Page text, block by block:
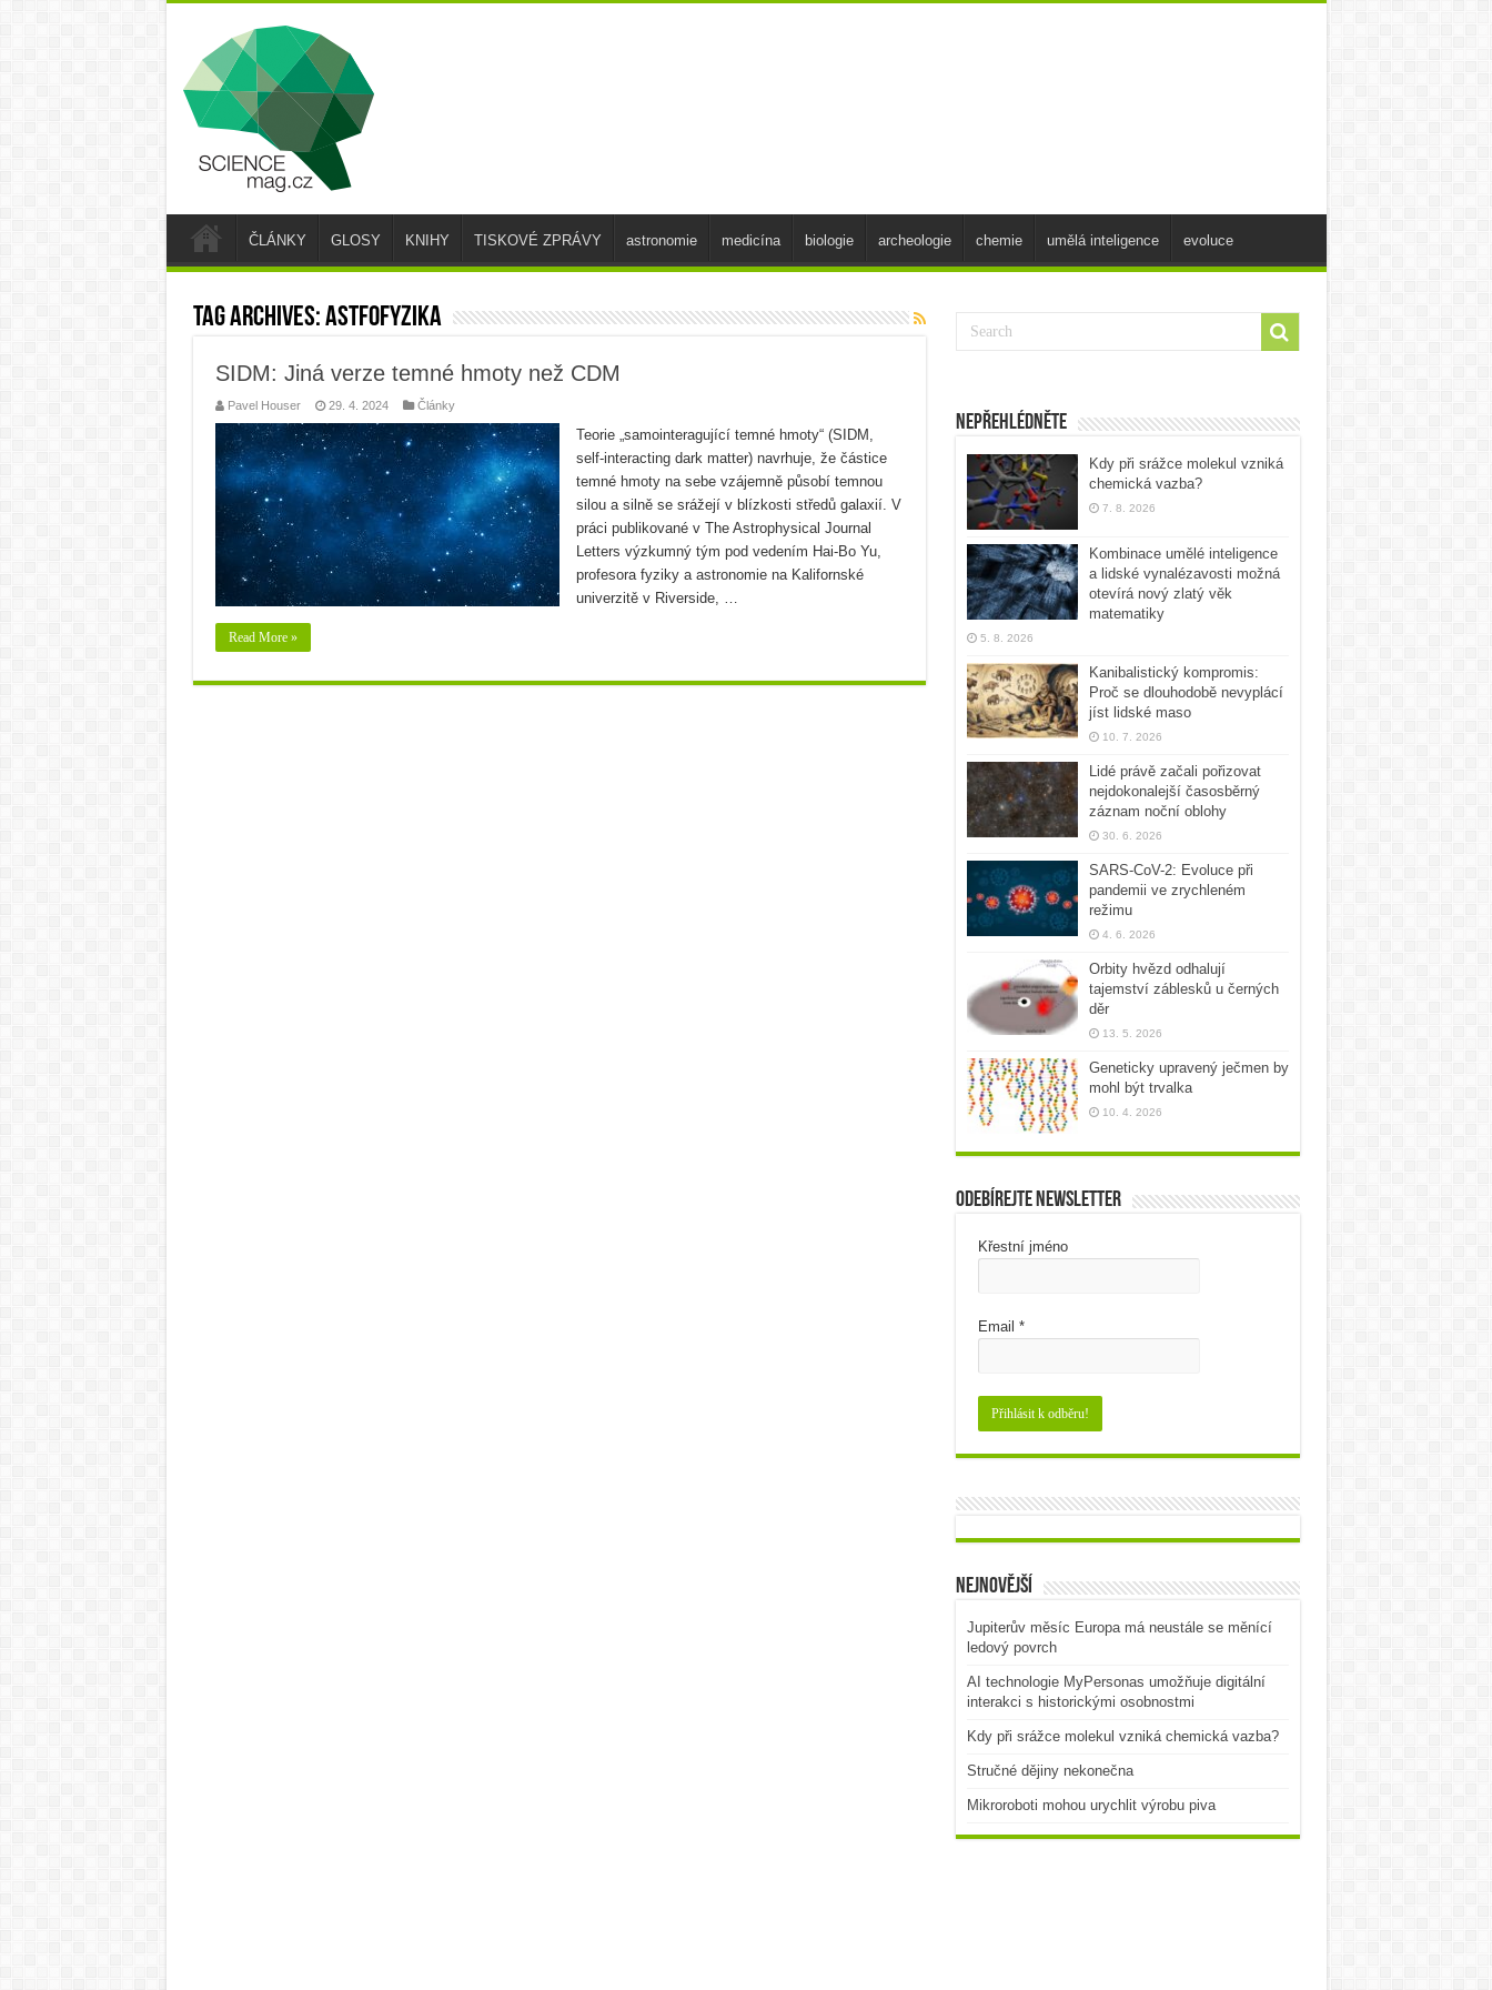
ČLÁNKY GLOSY KNIHY TISKOVÉ ZPRÁVY astronomie medicína biologie archeologie chemie umělá inteligence evoluce
Tag Archives:astfofyzika
SIDM: Jiná verze temné hmoty než CDM
Pavel Houser 29. 4. 2024 Články
Teorie „samointeragující temné hmoty“ (SIDM,
self-interacting dark matter) navrhuje, že částice
temné hmoty na sebe vzájemně působí temnou
silou a silně se srážejí v blízkosti středů galaxií. V
práci publikované v The Astrophysical Journal
Letters výzkumný tým pod vedením Hai-Bo Yu,
profesora fyziky a astronomie na Kalifornské
univerzitě v Riverside, …
Read More »
Nepřehlédněte
Kdy při srážce molekul vzniká
chemická vazba?
7. 8. 2026
Kombinace umělé inteligence
a lidské vynalézavosti možná
otevírá nový zlatý věk
matematiky
5. 8. 2026
Kanibalistický kompromis:
Proč se dlouhodobě nevyplácí
jíst lidské maso
10. 7. 2026
Lidé právě začali pořizovat
nejdokonalejší časosběrný
záznam noční oblohy
30. 6. 2026
SARS-CoV-2: Evoluce při
pandemii ve zrychleném
režimu
4. 6. 2026
Orbity hvězd odhalují
tajemství záblesků u černých
děr
13. 5. 2026
Geneticky upravený ječmen by
mohl být trvalka
10. 4. 2026
Odebírejte newsletter
Křestní jméno
Email *
Nejnovější
Jupiterův měsíc Europa má neustále se měnící
ledový povrch
AI technologie MyPersonas umožňuje digitální
interakci s historickými osobnostmi
Kdy při srážce molekul vzniká chemická vazba?
Stručné dějiny nekonečna
Mikroroboti mohou urychlit výrobu piva